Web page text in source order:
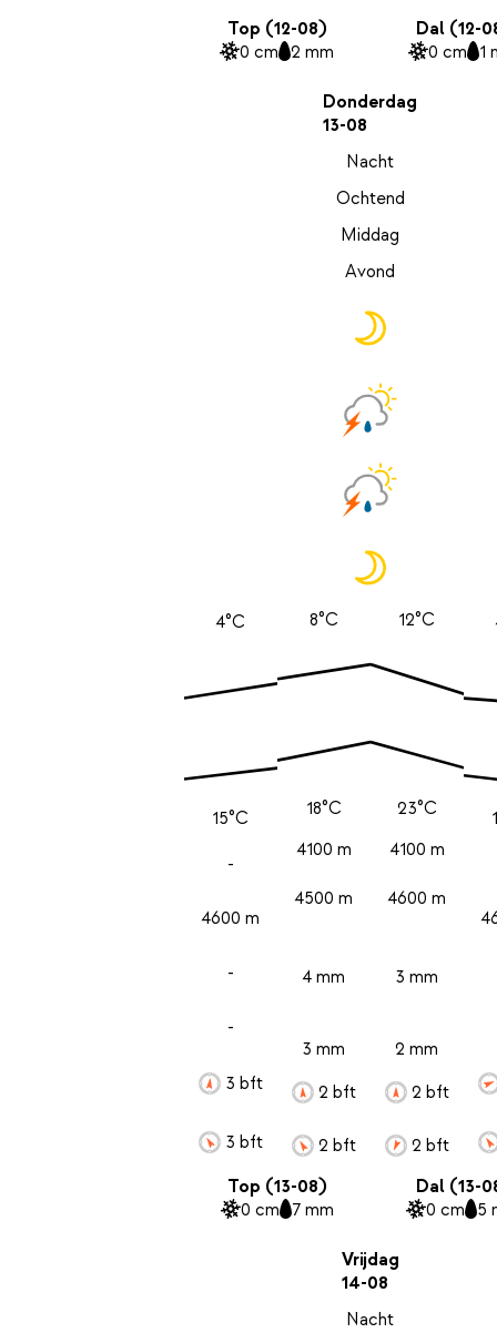
Top (12-08)
0 cm 2 mm
Dal (12-
0 cm 1
Donderdag
13-08
Nacht
Ochtend
Middag
Avond
4°C
15°C
-
4600 m
-
-
3 bft
3 bft
8°C
18°C
4100 m
4500 m
4 mm
3 mm
2 bft
2 bft
12°C
23°C
4100 m
4600 m
3 mm
2 mm
2 bft
2 bft
Top (13-08)
0 cm 7 mm
Dal (13-
0 cm 5
Vrijdag
14-08
Nacht